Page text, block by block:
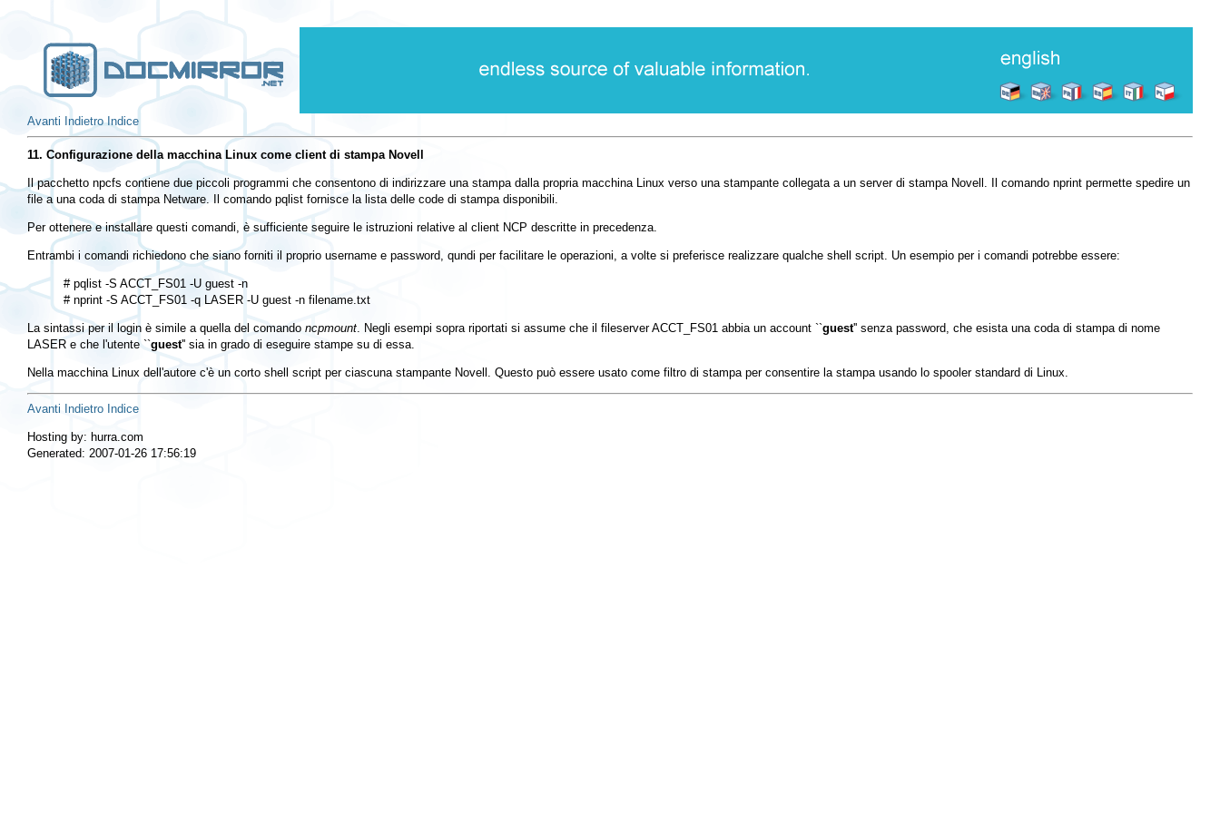
Avanti Indietro Indice
11. Configurazione della macchina Linux come client di stampa Novell
Il pacchetto npcfs contiene due piccoli programmi che consentono di indirizzare una stampa dalla propria macchina Linux verso una stampante collegata a un server di stampa Novell. Il comando nprint permette spedire un
file a una coda di stampa Netware. Il comando pqlist fornisce la lista delle code di stampa disponibili.
Per ottenere e installare questi comandi, è sufficiente seguire le istruzioni relative al client NCP descritte in precedenza.
Entrambi i comandi richiedono che siano forniti il proprio username e password, qundi per facilitare le operazioni, a volte si preferisce realizzare qualche shell script. Un esempio per i comandi potrebbe essere:
# pqlist -S ACCT_FS01 -U guest -n
La sintassi per il login è simile a quella del comando ncpmount. Negli esempi sopra riportati si assume che il fileserverACCT_FS01 abbia un account ``guest'' senza password, che esista una coda di stampa di nome
LASER e che l'utente ``guest'' sia in grado di eseguire stampe su di essa.
Nella macchina Linux dell'autore c'è un corto shell script per ciascuna stampante Novell. Questo può essere usato come filtro di stampa per consentire la stampa usando lo spooler standard di Linux.
Avanti Indietro Indice
Hosting by: hurra.com
Generated: 2007-01-26 17:56:19